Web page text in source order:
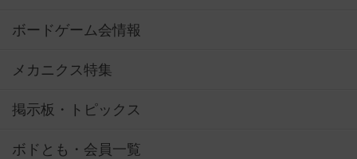
ボードゲーム会情報
メカニクス特集
掲示板・トピックス
ボドとも・会員一覧